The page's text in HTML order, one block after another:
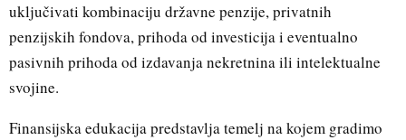
uključivati kombinaciju državne penzije, privatnih
penzijskih fondova, prihoda od investicija i eventualno
pasivnih prihoda od izdavanja nekretnina ili intelektualne
svojine.
Finansijska edukacija predstavlja temelj na kojem gradimo